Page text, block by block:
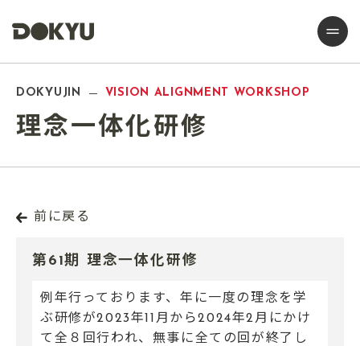
DOKYUJIN VISION ALIGNMENT WORKSHOP
理念一体化研修
前に戻る
第61期 理念一体化研修
例年行っております、年に一度の理念を学
ぶ研修が2023年11月から2024年2月にかけ
て全８回行われ、無事に全ての回が終了し